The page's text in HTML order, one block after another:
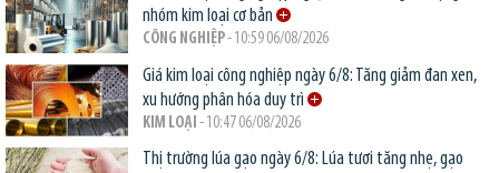
nhóm kim loại cơ bản
CÔNG NGHIỆP- 10:59 06/08/2026
Giá kim loại công nghiệp ngày 6/8: Tăng giảm đan xen,
xu hướng phân hóa duy trì
KIM LOẠI - 10:47 06/08/2026
Thị trường lúa gạo ngày 6/8: Lúa tươi tăng nhẹ, gạo